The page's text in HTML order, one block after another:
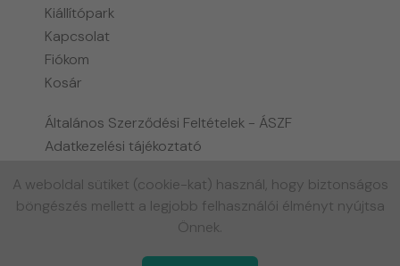
Kiállítópark
Kapcsolat
Fiókom
Kosár
Általános Szerződési Feltételek - ÁSZF
Adatkezelési tájékoztató
Biohort garancia tájékoztató
Gyakran ismételt kérdések
A weboldal sütiket (cookie-kat) használ, hogy biztonságos
böngészés mellett a legjobb felhasználói élményt nyújtsa
Önnek.